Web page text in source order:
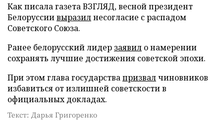
Как писала газета ВЗГЛЯД, весной президент
Белоруссиивыразилнесогласие с распадом
Советского Союза.
Ранее белорусский лидер заявил о намерении
сохранять лучшие достижения советской эпохи.
При этом глава государствапризвалчиновников
избавиться от излишней советскости в
официальных докладах.
Текст: Дарья Григоренко